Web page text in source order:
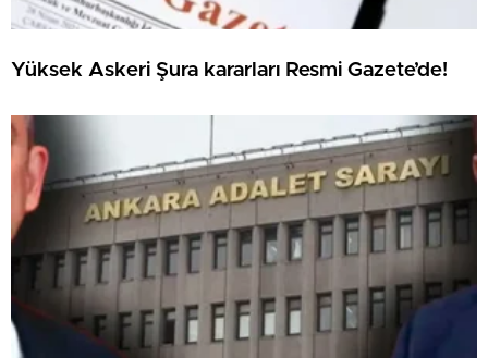
Yüksek Askeri Şura kararları Resmi Gazete’de!